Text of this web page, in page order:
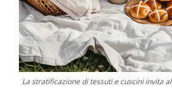
La stratificazione di tessuti e cuscini invita